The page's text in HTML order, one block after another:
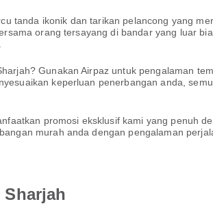
tanda ikonik dan tarikan pelancong yang
orang tersayang di bandar yang luar
Gunakan Airpaz untuk pengalaman
keperluan penerbangan anda,
promosi eksklusif kami yang penuh
murah anda dengan pengalaman
Sharjah